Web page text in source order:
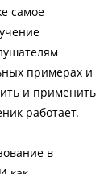
самое
примерах и
и применить
работает.
в